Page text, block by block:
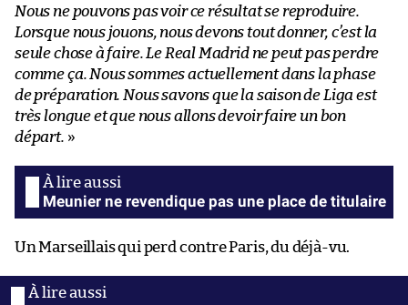
Nous ne pouvons pas voir ce résultat se reproduire.
Lorsque nous jouons, nous devons tout donner, c’est la
seule chose à faire. Le Real Madrid ne peut pas perdre
comme ça. Nous sommes actuellement dans la phase
de préparation. Nous savons que la saison de Liga est
très longue et que nous allons devoir faire un bon
départ. »
Meunier ne revendique pas une place de titulaire
Un Marseillais qui perd contre Paris, du déjà-vu.